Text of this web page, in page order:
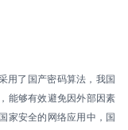
用了国产密码算法，我国
能够有效避免因外部因素
家安全的网络应用中，国